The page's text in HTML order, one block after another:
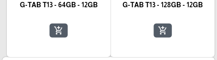
G-TAB T13 - 128GB - 12GB
add_shopping_cart
G-TAB T13 - 64GB - 12GB
add_shopping_cart